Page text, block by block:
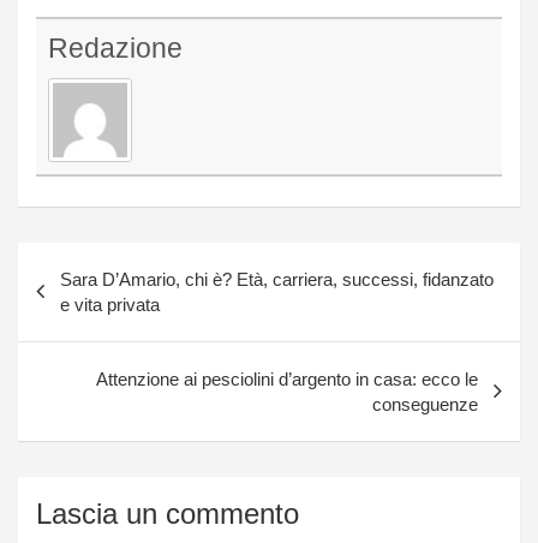
Redazione
articoli
Sara D’Amario, chi è? Età, carriera, successi, fidanzato
e vita privata
Attenzione ai pesciolini d’argento in casa: ecco le
conseguenze
Lascia un commento